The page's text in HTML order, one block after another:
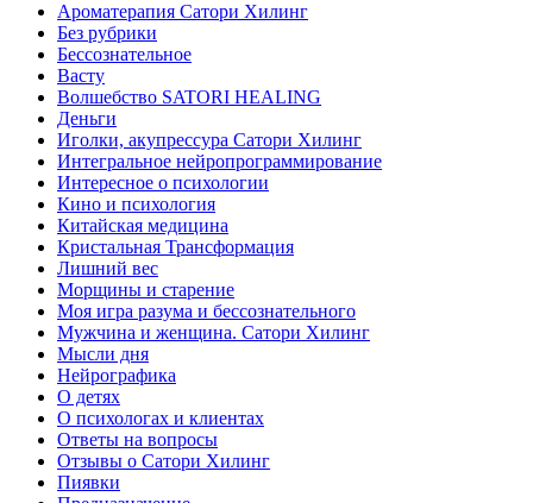
Ароматерапия Сатори Хилинг
Без рубрики
Бессознательное
Васту
Волшебство SATORI HEALING
Деньги
Иголки, акупрессура Сатори Хилинг
Интегральное нейропрограммирование
Интересное о психологии
Кино и психология
Китайская медицина
Кристальная Трансформация
Лишний вес
Морщины и старение
Моя игра разума и бессознательного
Мужчина и женщина. Сатори Хилинг
Мысли дня
Нейрографика
О детях
О психологах и клиентах
Ответы на вопросы
Отзывы о Сатори Хилинг
Пиявки